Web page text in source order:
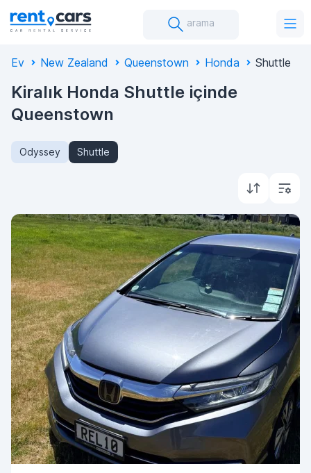
arama
Ev New Zealand Queenstown Honda Shuttle
Kiralık Honda Shuttle içinde
Queenstown
Odyssey Shuttle